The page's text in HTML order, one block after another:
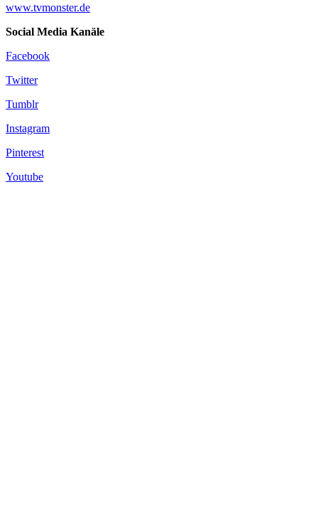
www.tvmonster.de
Social Media Kanäle
Facebook
Twitter
Tumblr
Instagram
Pinterest
Youtube